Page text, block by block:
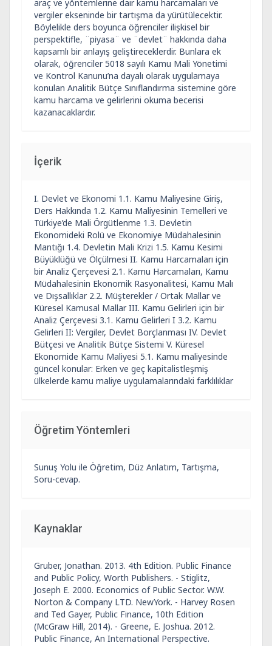
araç ve yöntemlerine dair kamu harcamaları ve
vergiler ekseninde bir tartışma da yürütülecektir.
Böylelikle ders boyunca öğrenciler ilişkisel bir
perspektifle, ¨piyasa¨ ve ¨devlet¨ hakkında daha
kapsamlı bir anlayış geliştireceklerdir. Bunlara ek
olarak, öğrenciler 5018 sayılı Kamu Mali Yönetimi
ve Kontrol Kanunu’na dayalı olarak uygulamaya
konulan Analitik Bütçe Sınıflandırma sistemine göre
kamu harcama ve gelirlerini okuma becerisi
kazanacaklardır.
İçerik
I. Devlet ve Ekonomi 1.1. Kamu Maliyesine Giriş,
Ders Hakkında 1.2. Kamu Maliyesinin Temelleri ve
Türkiye’de Mali Örgütlenme 1.3. Devletin
Ekonomideki Rolü ve Ekonomiye Müdahalesinin
Mantığı 1.4. Devletin Mali Krizi 1.5. Kamu Kesimi
Büyüklüğü ve Ölçülmesi II. Kamu Harcamaları için
bir Analiz Çerçevesi 2.1. Kamu Harcamaları, Kamu
Müdahalesinin Ekonomik Rasyonalitesi, Kamu Malı
ve Dışsallıklar 2.2. Müşterekler / Ortak Mallar ve
Küresel Kamusal Mallar III. Kamu Gelirleri için bir
Analiz Çerçevesi 3.1. Kamu Gelirleri I 3.2. Kamu
Gelirleri II: Vergiler, Devlet Borçlanması IV. Devlet
Bütçesi ve Analitik Bütçe Sistemi V. Küresel
Ekonomide Kamu Maliyesi 5.1. Kamu maliyesinde
güncel konular: Erken ve geç kapitalistleşmiş
ülkelerde kamu maliye uygulamalarındaki farklılıklar
Öğretim Yöntemleri
Sunuş Yolu ile Öğretim, Düz Anlatım, Tartışma,
Soru-cevap.
Kaynaklar
Gruber, Jonathan. 2013. 4th Edition. Public Finance
and Public Policy, Worth Publishers. - Stiglitz,
Joseph E. 2000. Economics of Public Sector. W.W.
Norton & Company LTD. NewYork. - Harvey Rosen
and Ted Gayer, Public Finance, 10th Edition
(McGraw Hill, 2014). - Greene, E. Joshua. 2012.
Public Finance, An International Perspective.